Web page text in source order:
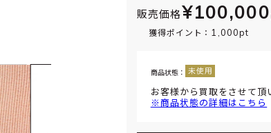
販売価格¥100,000
獲得ポイント： 1,000pt
商品状態：
お客様から買取をさせて
※商品状態の詳細はこちら